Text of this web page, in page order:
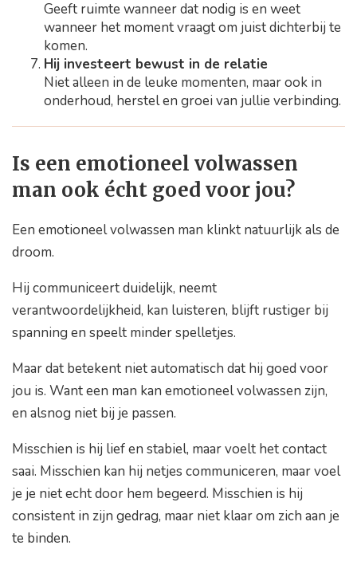
Geeft ruimte wanneer dat nodig is en weet
wanneer het moment vraagt om juist dichterbij te
komen.
Hij investeert bewust in de relatie
Niet alleen in de leuke momenten, maar ook in
onderhoud, herstel en groei van jullie verbinding.
Is een emotioneel volwassen
man ook écht goed voor jou?
Een emotioneel volwassen man klinkt natuurlijk als de
droom.
Hij communiceert duidelijk, neemt
verantwoordelijkheid, kan luisteren, blijft rustiger bij
spanning en speelt minder spelletjes.
Maar dat betekent niet automatisch dat hij goed voor
jou is. Want een man kan emotioneel volwassen zijn,
en alsnog niet bij je passen.
Misschien is hij lief en stabiel, maar voelt het contact
saai. Misschien kan hij netjes communiceren, maar voel
je je niet echt door hem begeerd. Misschien is hij
consistent in zijn gedrag, maar niet klaar om zich aan je
te binden.